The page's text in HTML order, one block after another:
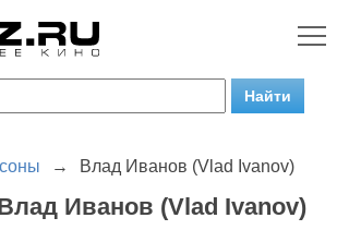
→ Влад Иванов (Vlad Ivanov)
Иванов (Vlad Ivanov)